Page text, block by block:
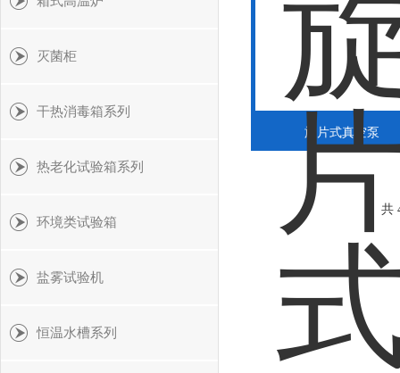
灭菌柜
干热消毒箱系列
热老化试验箱系列
环境类试验箱
盐雾试验机
恒温水槽系列
旋片式真空泵
共